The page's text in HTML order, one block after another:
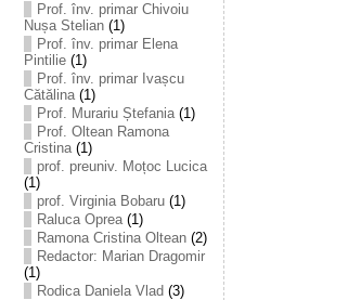
Prof. înv. primar Chivoiu
Nușa Stelian(1)
Prof. înv. primar Elena
Pintilie(1)
Prof. înv. primar Ivașcu
Cătălina(1)
Prof. Murariu Ștefania(1)
Prof. Oltean Ramona
Cristina(1)
prof. preuniv. Moțoc Lucica
(1)
prof. Virginia Bobaru(1)
Raluca Oprea(1)
Ramona Cristina Oltean(2)
Redactor: Marian Dragomir
(1)
Rodica Daniela Vlad (3)